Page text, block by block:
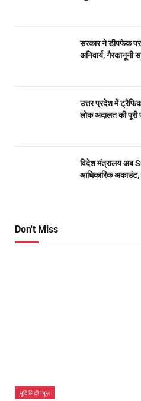
सरकार ने डीपफेक
अनिवार्य, गैरकानूनी
उत्तर प्रदेश में
लोक अदालत की पूरी
विदेश मंत्रालय अब
आधिकारिक
Don't Miss
यूटिलिटी न्यूज़